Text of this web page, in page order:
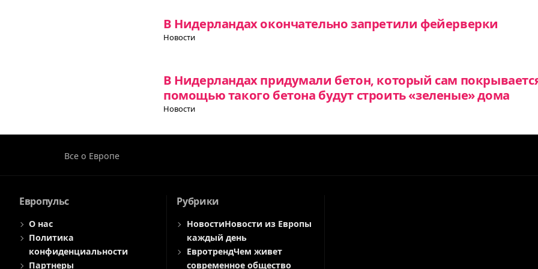
В Нидерландах окончательно запретили фейерверки
Новости
В Нидерландах придумали бетон, который сам
помощью такого бетона будут строить «зеленые» дома
Новости
Все о Европе
Европульс
О нас
Политика
конфиденциальности
Партнеры
Рубрики
НовостиНовости из Европы
каждый день
ЕвротрендЧем живет
современное общество